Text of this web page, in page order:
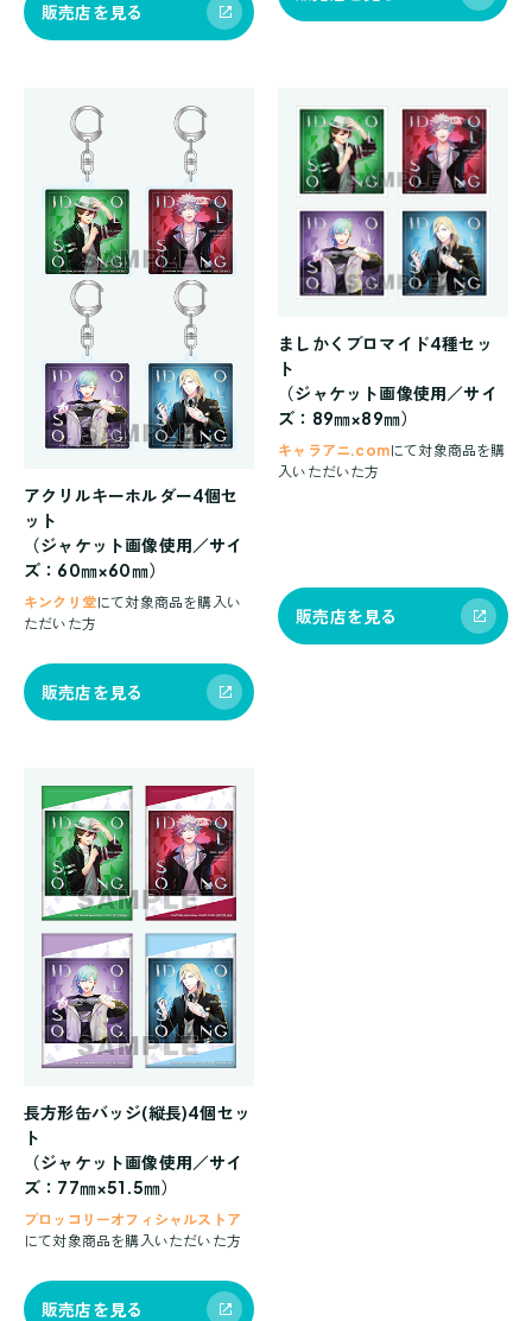
販売店を見る
アクリルキーホルダー4個セ
ット
（ジャケット画像使用／サイ
ズ：60㎜×60㎜）
キンクリ堂にて対象商品を購入い
ただいた方
販売店を見る
ましかくブロマイド4種セッ
ト
（ジャケット画像使用／サイ
ズ：89㎜×89㎜）
キャラアニ.comにて対象商品を購
入いただいた方
販売店を見る
長方形缶バッジ(縦長)4個セッ
ト
（ジャケット画像使用／サイ
ズ：77㎜×51.5㎜）
ブロッコリーオフィシャルストア
にて対象商品を購入いただいた方
販売店を見る